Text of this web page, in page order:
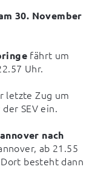
30. November
Uhr.
SEV ein.
nach
ab 21.55
besteht dann